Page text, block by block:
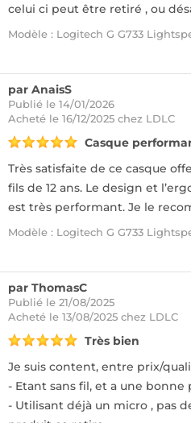
celui ci peut être retiré , ou
Modèle : Logitech G G733
par AnaisS
Publié le 14/01/2026
Acheté le 16/12/2025 chez LDLC
Casque
Très satisfaite de ce casque
fils de 12 ans. Le design et
est très performant. Je le
Modèle : Logitech G G733
par ThomasC
Publié le 21/08/2025
Acheté le 13/08/2025 chez LDLC
Très bien
Je suis content, entre prix/
- Etant sans fil, et a une bonne
- Utilisant déjà un micro , pas